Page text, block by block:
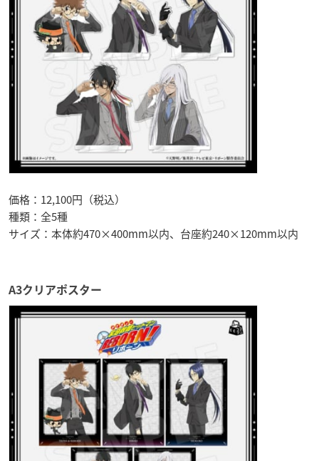
価格：12,100円（税込）
種類：全5種
サイズ：本体約470×400mm以内、台座約240×120mm以内
A3クリアポスター